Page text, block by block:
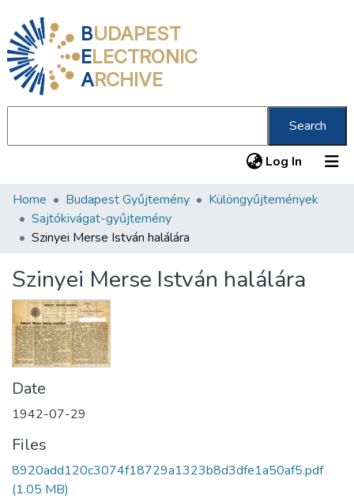
BUDAPEST
ELECTRONIC
ARCHIVE
Search
Log In (current)
Communities & Collections
All of DSpace
About us
Home Budapest Gyűjtemény
Különgyűjtemények
Sajtókivágat-gyűjtemény
Szinyei Merse István halálára
Szinyei Merse István halálára
Date
1942-07-29
Files
8920add120c3074f18729a1323b8d3dfe1a50af5.pdf
(1.05 MB)